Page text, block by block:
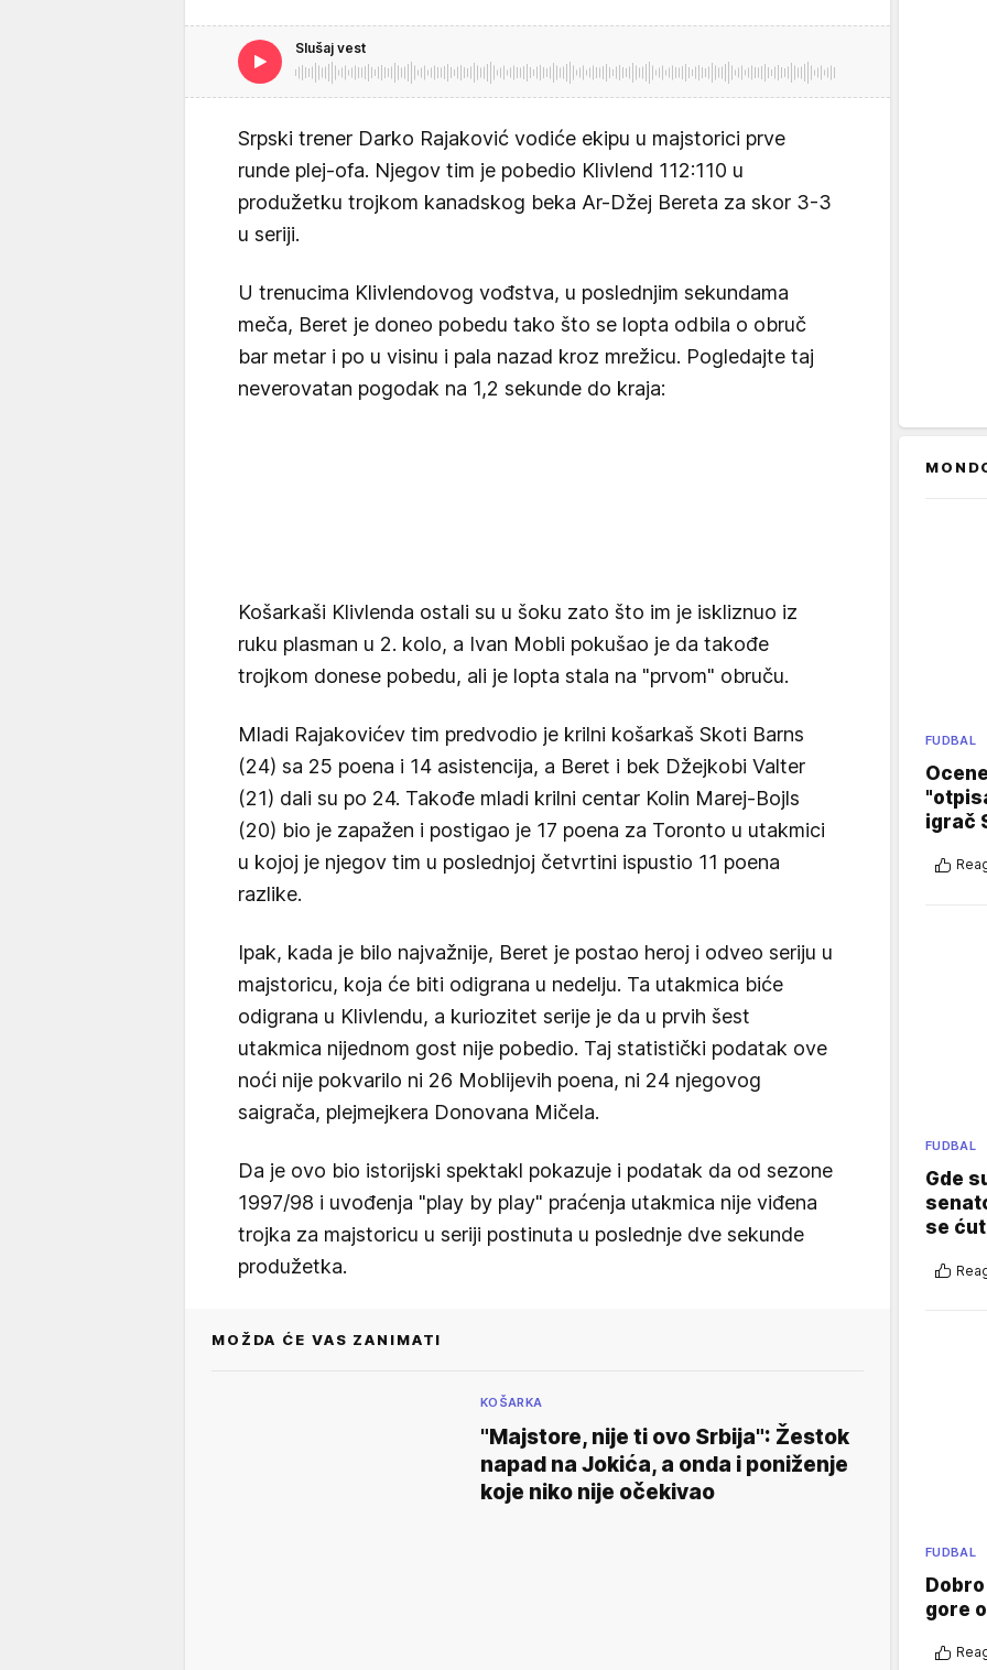
Slušaj vest
Srpski trener Darko Rajaković vodiće ekipu u majstorici prve
runde plej-ofa. Njegov tim je pobedio Klivlend 112:110 u
produžetku trojkom kanadskog beka Ar-Džej Bereta za skor 3-3
u seriji.
U trenucima Klivlendovog vođstva, u poslednjim sekundama
meča, Beret je doneo pobedu tako što se lopta odbila o obruč
bar metar i po u visinu i pala nazad kroz mrežicu. Pogledajte taj
neverovatan pogodak na 1,2 sekunde do kraja:
Košarkaši Klivlenda ostali su u šoku zato što im je iskliznuo iz
ruku plasman u 2. kolo, a Ivan Mobli pokušao je da takođe
trojkom donese pobedu, ali je lopta stala na "prvom" obruču.
Mladi Rajakovićev tim predvodio je krilni košarkaš Skoti Barns
(24) sa 25 poena i 14 asistencija, a Beret i bek Džejkobi Valter
(21) dali su po 24. Takođe mladi krilni centar Kolin Marej-Bojls
(20) bio je zapažen i postigao je 17 poena za Toronto u utakmici
u kojoj je njegov tim u poslednjoj četvrtini ispustio 11 poena
razlike.
Ipak, kada je bilo najvažnije, Beret je postao heroj i odveo seriju u
majstoricu, koja će biti odigrana u nedelju. Ta utakmica biće
odigrana u Klivlendu, a kuriozitet serije je da u prvih šest
utakmica nijednom gost nije pobedio. Taj statistički podatak ove
noći nije pokvarilo ni 26 Moblijevih poena, ni 24 njegovog
saigrača, plejmejkera Donovana Mičela.
Da je ovo bio istorijski spektakl pokazuje i podatak da od sezone
1997/98 i uvođenja "play by play" praćenja utakmica nije viđena
trojka za majstoricu u seriji postinuta u poslednje dve sekunde
produžetka.
MOŽDA ĆE VAS ZANIMATI
KOŠARKA
"Majstore, nije ti ovo Srbija": Žestok
napad na Jokića, a onda i poniženje
koje niko nije očekivao
FUDBAL
igrač
FUDBAL
Gde
se
FUDBAL
gore